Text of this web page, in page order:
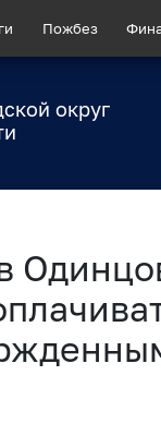
Пожбез
округ